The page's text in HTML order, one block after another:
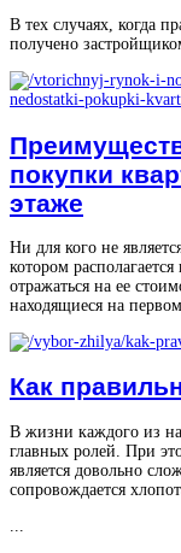
В тех случаях, когда
получено
покупки
этаже
Ни для кого не
котором
отражаться на ее
находящиеся на
Как
В жизни каждого из
главных ролей. При
является довольно
сопровождается